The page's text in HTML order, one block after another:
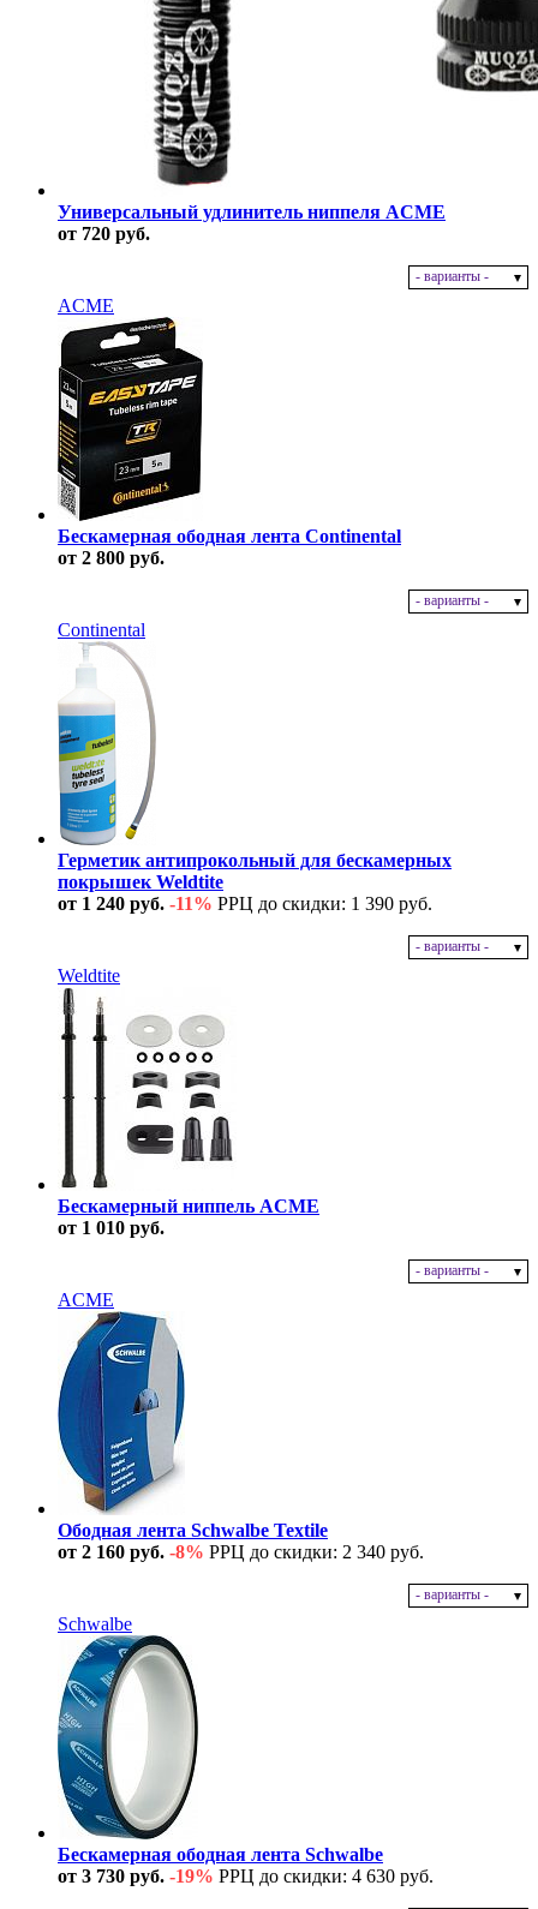
Универсальный удлинитель ниппеля ACME
от 720 руб.
- варианты -
ACME
Бескамерная ободная лента Continental
от 2 800 руб.
- варианты -
Continental
Герметик антипрокольный для бескамерных
покрышек Weldtite
от 1 240 руб. -11% РРЦ до скидки: 1 390 руб.
- варианты -
Weldtite
Бескамерный ниппель ACME
от 1 010 руб.
- варианты -
ACME
Ободная лента Schwalbe Textile
от 2 160 руб. -8% РРЦ до скидки: 2 340 руб.
- варианты -
Schwalbe
Бескамерная ободная лента Schwalbe
от 3 730 руб. -19% РРЦ до скидки: 4 630 руб.